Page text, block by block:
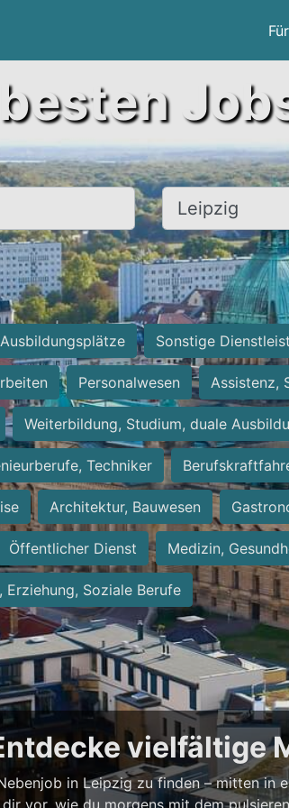
Ort, Stadt
Ausbildungsplätze Sonstige
Personalwesen Assistenz,
Weiterbildung, Studium, duale
Techniker
Architektur, Bauwesen
Öffentlicher Dienst Medizin,
Erziehung, Soziale Berufe
vielfältige
in Leipzig zu finden – mitten in